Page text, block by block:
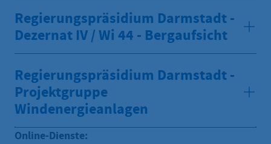
Regierungspräsidium Darmstadt -
Dezernat IV / Wi 44 - Bergaufsicht
Regierungspräsidium Darmstadt -
Projektgruppe
Windenergieanlagen
Online-Dienste: